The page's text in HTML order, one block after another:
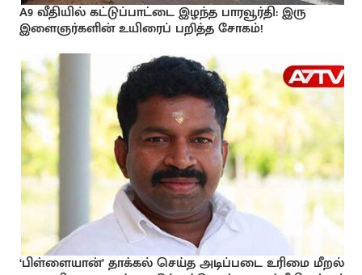
A9 வீதியில் கட்டுப்பாட்டை இழந்த பாரவூர்தி: இரு
இளைஞர்களின் உயிரைப் பறித்த சோகம்!
‘பிள்ளையான்’ தாக்கல் செய்த அடிப்படை உரிமை மீறல்